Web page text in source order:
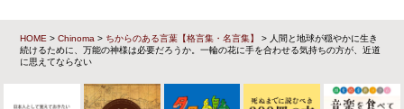
HOME >Chinoma > ちからのある言葉【格言集・名言集】
> 人間と地球が穏やかに生き
続けるために、万能の神様は必要だろうか。一輪の花に手を合わせる気持ちの方が、近道
に思えてならない